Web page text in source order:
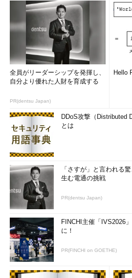
全員がリーダーシップを発揮し、
自分より優れた人財を育成する
PR(dentsu Japan)
Hello
DDoS攻撃（Distributed
とは
「さすが」と言われる
生む電通の挑戦
PR(dentsu Japan)
FINCHI主催「IVS2026
に！
PR(FINCHI on GOETHE)